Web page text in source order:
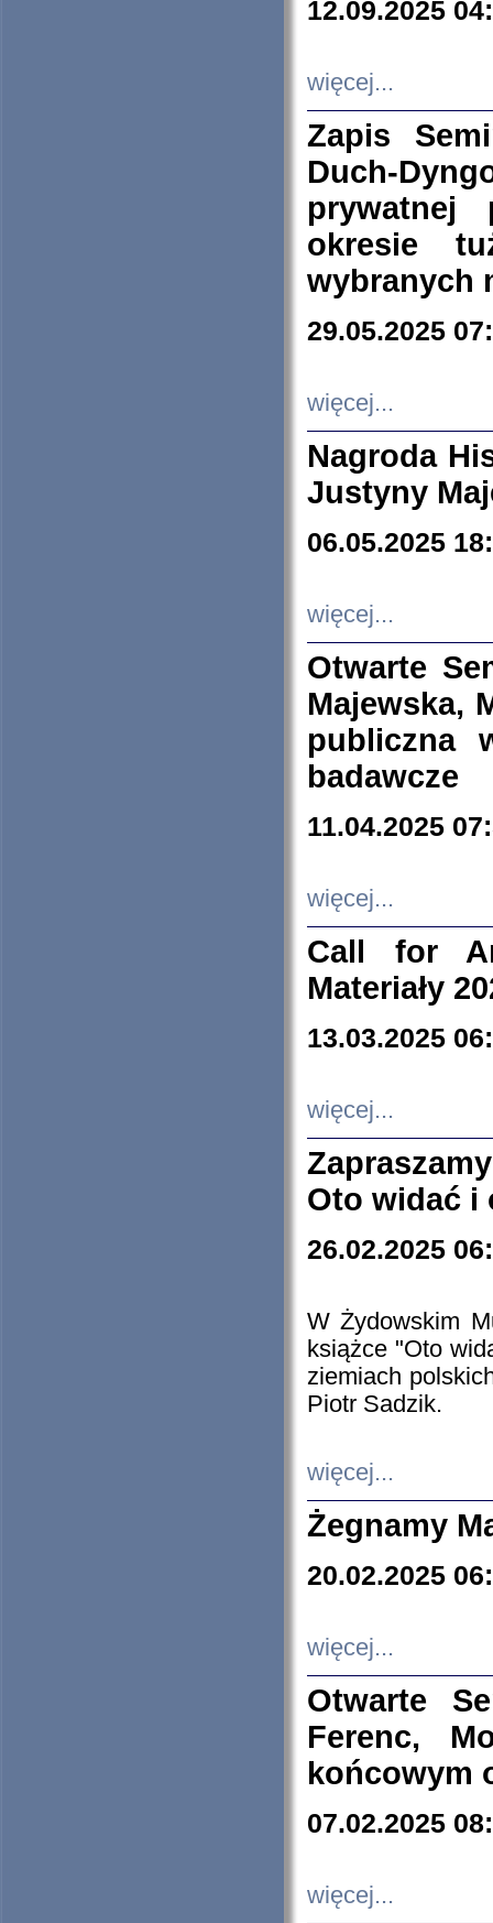
12.09.2025
więcej...
Zapis
Duch-
prywatnej
okresie
wybranych
29.05.2025
więcej...
Nagroda
Justyny
06.05.2025
więcej...
Otwarte
Majewska,
publiczna
badawcze
11.04.2025
więcej...
Call for
Materiały
13.03.2025
więcej...
Oto widać i
26.02.2025
W Żydowskim
książce "Oto
ziemiach
Piotr Sadzik.
więcej...
Żegnamy
20.02.2025
więcej...
Otwarte
Ferenc,
końcowym
07.02.2025
więcej...